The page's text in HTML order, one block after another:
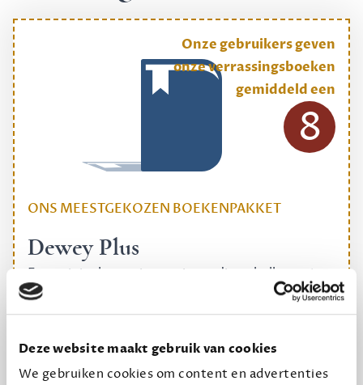
Deze website maakt gebruik van cookies
We gebruiken cookies om content en advertenties
ONS MEESTGEKOZEN BOEKENPAKKET
Dewey Plus
Een originele manier om je reading challenge te
halen.
Onze gebruikers geven
onze verrassingsboeken
gemiddeld een
8